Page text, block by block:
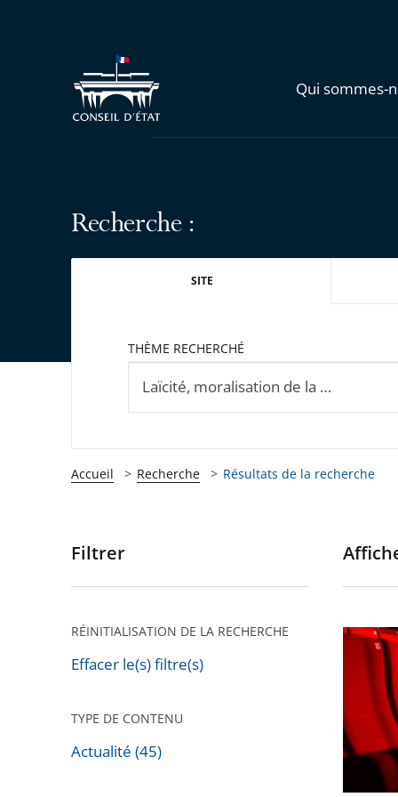
Qui sommes-
Recherche :
SITE
THÈME RECHERCHÉ
Accueil Recherche Résultats de la recherche
Passer
pour
après
Filtrer
RÉINITIALISATION DE LA RECHERCHE
Effacer le(s) filtre(s)
TYPE DE CONTENU
Actualité (45)
théâtres,
salles
de
:
le